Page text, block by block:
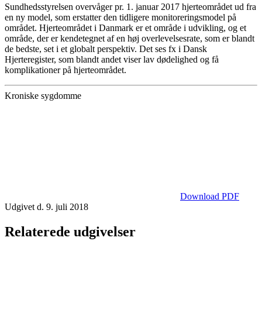
Sundhedsstyrelsen overvåger pr. 1. januar 2017 hjerteområdet ud fra
en ny model, som erstatter den tidligere monitoreringsmodel på
området. Hjerteområdet i Danmark er et område i udvikling, og et
område, der er kendetegnet af en høj overlevelsesrate, som er blandt
de bedste, set i et globalt perspektiv. Det ses fx i Dansk
Hjerteregister, som blandt andet viser lav dødelighed og få
komplikationer på hjerteområdet.
Kroniske sygdomme
Download PDF
Udgivet d. 9. juli 2018
Relaterede udgivelser